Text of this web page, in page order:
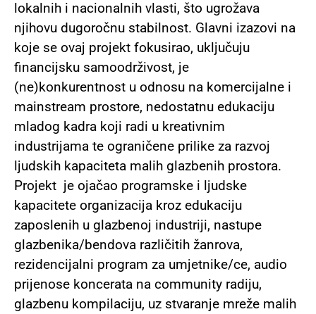
lokalnih i nacionalnih vlasti, što ugrožava
njihovu dugoročnu stabilnost. Glavni izazovi na
koje se ovaj projekt fokusirao, uključuju
financijsku samoodrživost, je
(ne)konkurentnost u odnosu na komercijalne i
mainstream prostore, nedostatnu edukaciju
mladog kadra koji radi u kreativnim
industrijama te ograničene prilike za razvoj
ljudskih kapaciteta malih glazbenih prostora.
Projekt je ojačao programske i ljudske
kapacitete organizacija kroz edukaciju
zaposlenih u glazbenoj industriji, nastupe
glazbenika/bendova različitih žanrova,
rezidencijalni program za umjetnike/ce, audio
prijenose koncerata na community radiju,
glazbenu kompilaciju, uz stvaranje mreže malih